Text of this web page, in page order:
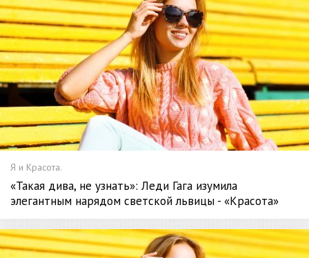
Я и Красота.
«Такая дива, не узнать»: Леди Гага изумила
элегантным нарядом светской львицы - «Красота»